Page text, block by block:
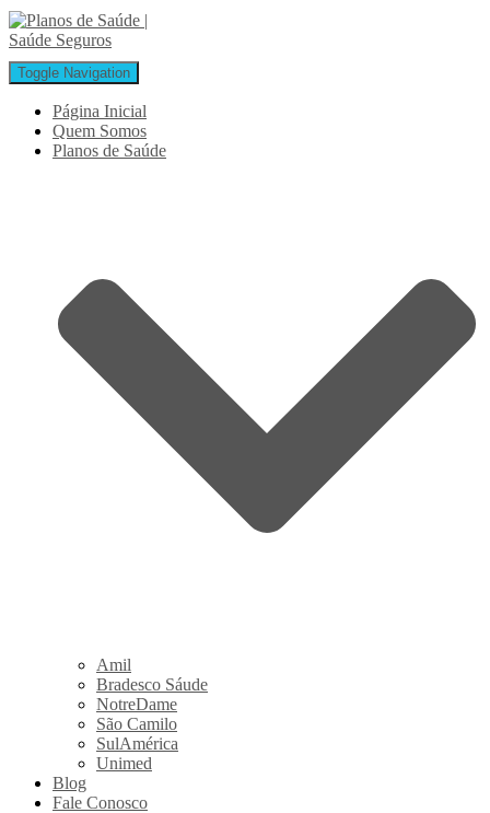
Toggle Navigation
Página Inicial
Quem Somos
Planos de Saúde
Amil
Bradesco Sáude
NotreDame
São Camilo
SulAmérica
Unimed
Blog
Fale Conosco